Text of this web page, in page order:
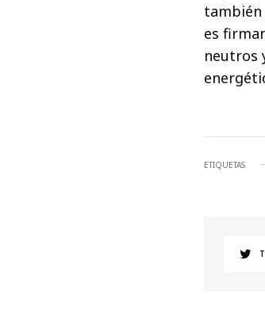
también
es
neutros
ETIQUETAS